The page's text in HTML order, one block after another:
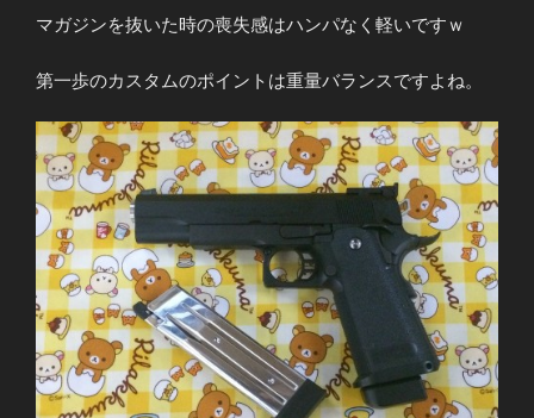
マガジンを抜いた時の喪失感はハンパなく軽いですｗ
第一歩のカスタムのポイントは重量バランスですよね。